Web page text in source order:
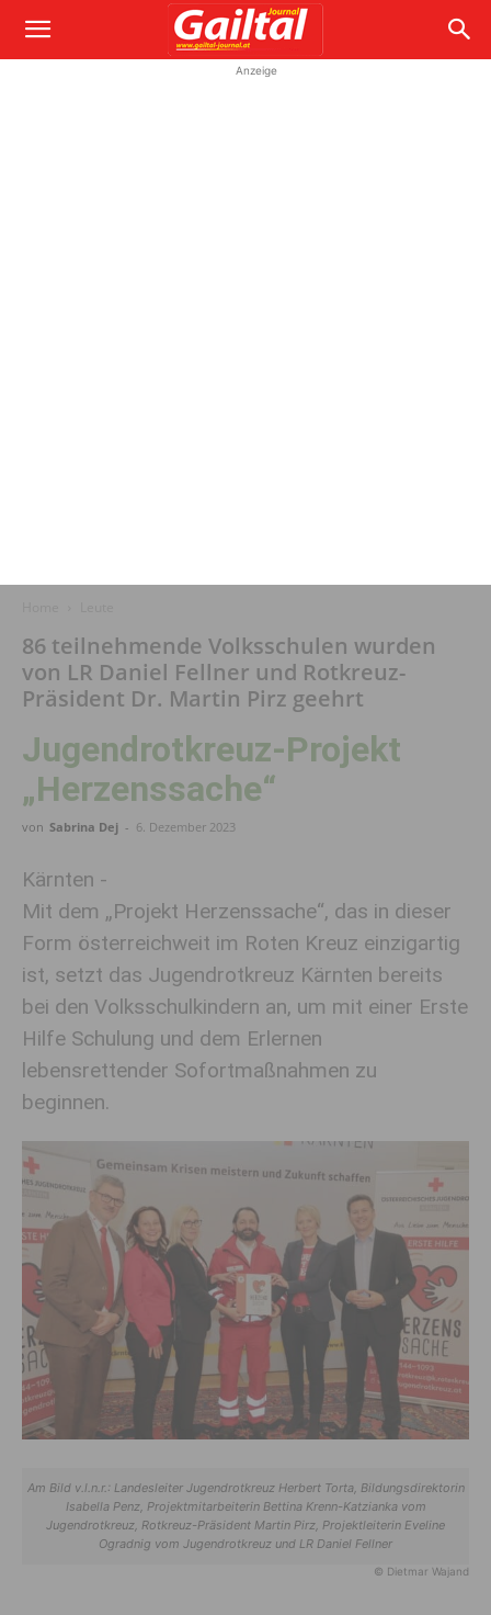
Anzeige
86 teilnehmende Volksschulen wurden
von LR Daniel Fellner und Rotkreuz-
Präsident Dr. Martin Pirz geehrt
Jugendrotkreuz-Projekt
„Herzenssache“
von Sabrina Dej - 6. Dezember 2023
Kärnten -
Mit dem „Projekt Herzenssache“, das in dieser
Form österreichweit im Roten Kreuz einzigartig
ist, setzt das Jugendrotkreuz Kärnten bereits
bei den Volksschulkindern an, um mit einer Erste
Hilfe Schulung und dem Erlernen
lebensrettender Sofortmaßnahmen zu
beginnen.
Am Bild v.l.n.r.: Landesleiter Jugendrotkreuz Herbert Torta, Bildungsdirektorin
Isabella Penz, Projektmitarbeiterin Bettina Krenn-Katzianka vom
Jugendrotkreuz, Rotkreuz-Präsident Martin Pirz, Projektleiterin Eveline
Ogradnig vom Jugendrotkreuz und LR Daniel Fellner
© Dietmar Wajand